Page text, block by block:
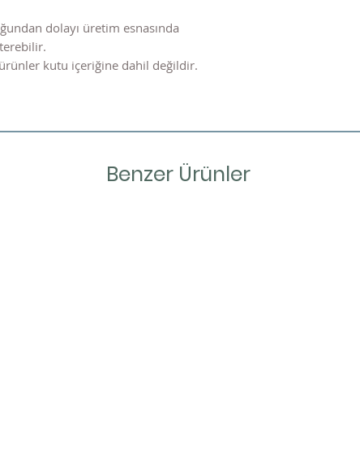
dolayı üretim esnasında
kutu içeriğine dahil değildir.
Benzer Ürünler